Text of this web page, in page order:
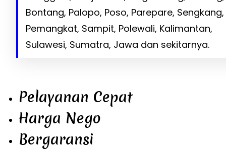
Bontang, Palopo, Poso, Parepare, Sengkang,
Pemangkat, Sampit, Polewali, Kalimantan,
Sulawesi, Sumatra, Jawa dan sekitarnya.
Pelayanan Cepat
Harga Nego
Bergaransi